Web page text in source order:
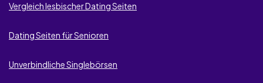
Vergleich lesbischer Dating Seiten
Dating Seiten für Senioren
Unverbindliche Singlebörsen